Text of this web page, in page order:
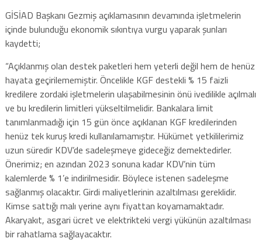
GİSİAD Başkanı Gezmiş açıklamasının devamında işletmelerin
içinde bulunduğu ekonomik sıkıntıya vurgu yaparak şunları
kaydetti;
“Açıklanmış olan destek paketleri hem yeterli değil hem de henüz
hayata geçirilememiştir. Öncelikle KGF destekli % 15 faizli
kredilere zordaki işletmelerin ulaşabilmesinin önü ivedilikle açılmalı
ve bu kredilerin limitleri yükseltilmelidir. Bankalara limit
tanımlanmadığı için 15 gün önce açıklanan KGF kredilerinden
henüz tek kuruş kredi kullanılamamıştır. Hükümet yetkililerimiz
uzun süredir KDV’de sadeleşmeye gideceğiz demektedirler.
Önerimiz; en azından 2023 sonuna kadar KDV’nin tüm
kalemlerde % 1’e indirilmesidir. Böylece istenen sadeleşme
sağlanmış olacaktır. Girdi maliyetlerinin azaltılması gereklidir.
Kimse sattığı malı yerine aynı fiyattan koyamamaktadır.
Akaryakıt, asgari ücret ve elektrikteki vergi yükünün azaltılması
bir rahatlama sağlayacaktır.